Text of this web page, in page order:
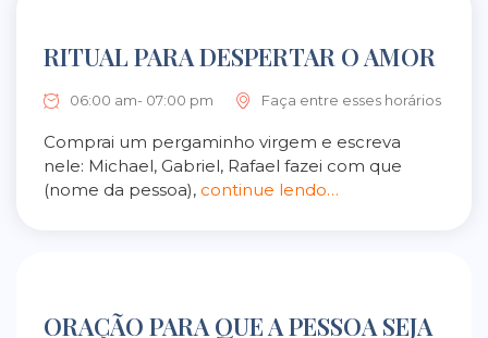
RITUAL PARA DESPERTAR O AMOR
06:00 am- 07:00 pm Faça entre esses horários
Comprai um pergaminho virgem e escreva
nele: Michael, Gabriel, Rafael fazei com que
(nome da pessoa), continue lendo…
ORAÇÃO PARA QUE A PESSOA SEJA